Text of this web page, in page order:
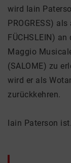
wird Iain
PROGRESS)
FÜCHSLEIN)
Maggio
(SALOME) zu
wird er als
zurückkehren.
Iain Paterson